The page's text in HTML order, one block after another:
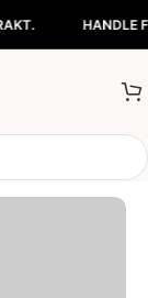
HANDLE FOR